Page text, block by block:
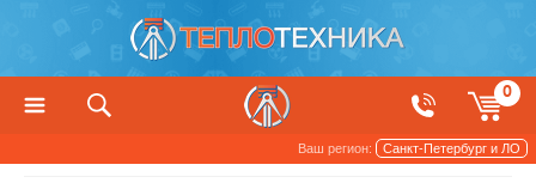
0
Ваш регион: Санкт-Петербург и ЛО